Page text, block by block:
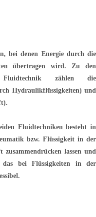
bei denen Energie durch die
übertragen wird. Zu den
Fluidtechnik zählen die
Hydraulikflüssigkeiten) und
Fluidtechniken besteht in
bzw. Flüssigkeit in der
lassen und
bei Flüssigkeiten in der